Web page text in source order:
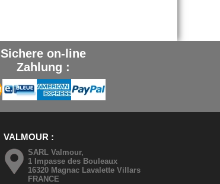
Sichere on-line
Zahlung :
VALMOUR
SARL Valmour,
1 Impasse des Bouleaux
16320 Magnac Lavalette Villars
FRANCE